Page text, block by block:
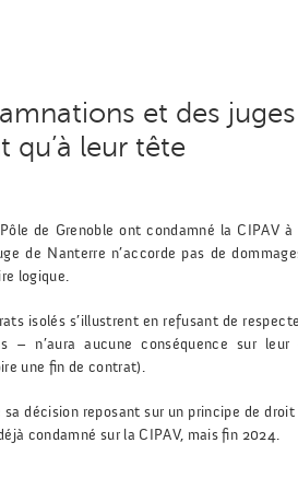
et des
qu’à leur tête
de Grenoble ont condamné la CIPAV
de Nanterre n’accorde pas de
logique.
isolés s’illustrent en refusant de
n’aura aucune conséquence sur leur
une fin de contrat).
sa décision reposant sur un principe de
condamné sur la CIPAV, mais fin 2024.